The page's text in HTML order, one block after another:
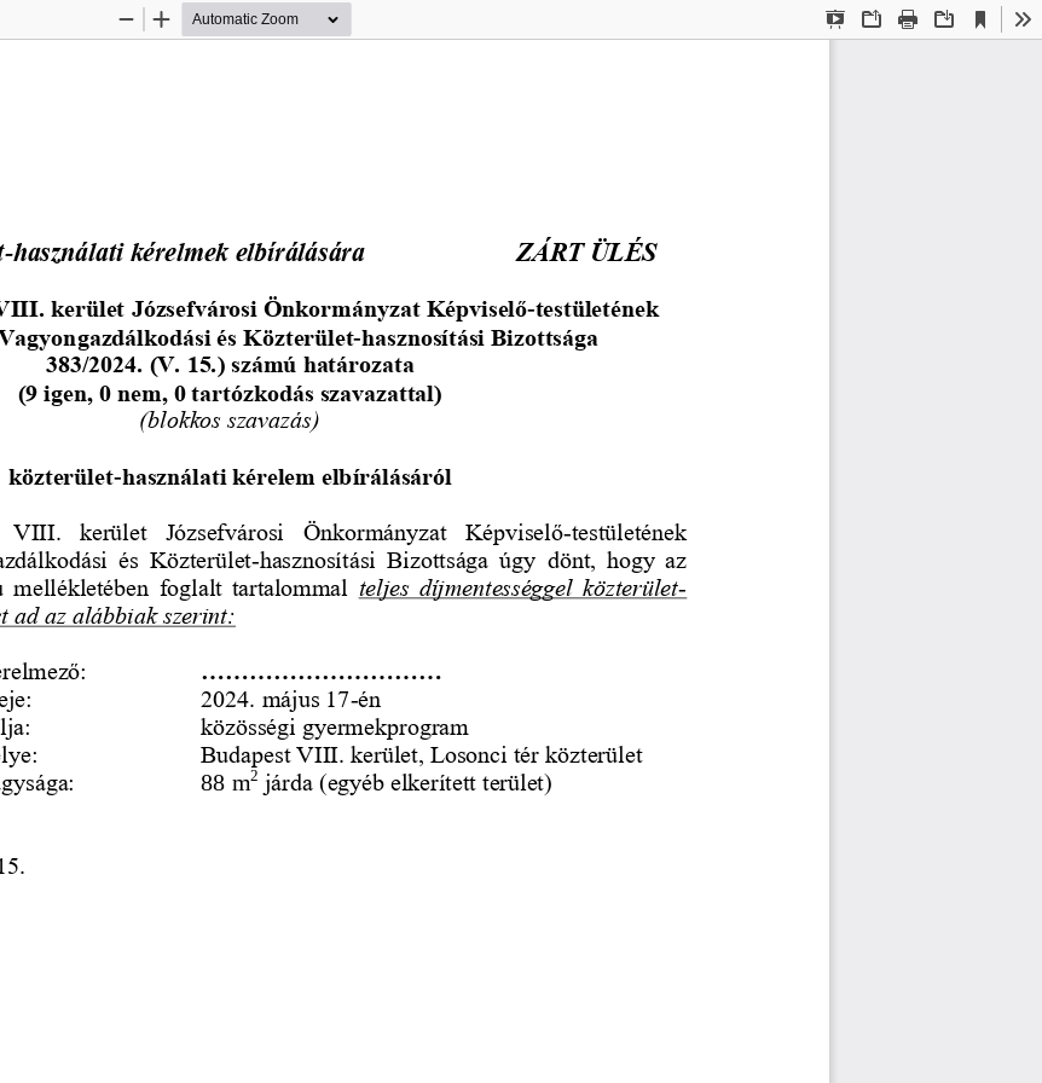
Presentation
OpenPrint Download
Current
View
Zoom
Zoom
-használati kérelmek elbírálására ZÁRT ÜLÉS
kerület Józsefvárosi Önkormányzat Képviselő-testületének
és Közterület-hasznosítási Bizottsága
383/2024. (V. 15.) számú határozata
(9 igen, 0 nem, 0 tartózkodás szavazattal)
(blokkos szavazás)
közterület-használati kérelem elbírálásáról
VIII.  kerület  Józsefvárosi  Önkormányzat  Képviselő-testületének
és  Közterület-hasznosítási  Bizottsága  úgy  dönt,  hogy  az
mellékletében  foglalt  tartalommal teljes  díjmentességgel  közterület-
ad az alábbiak szerint:
..............................
2024. május 17-én
közösségi gyermekprogram
Budapest VIII. kerület, Losonci tér közterület
88 m2 járda (egyéb elkerített terület)